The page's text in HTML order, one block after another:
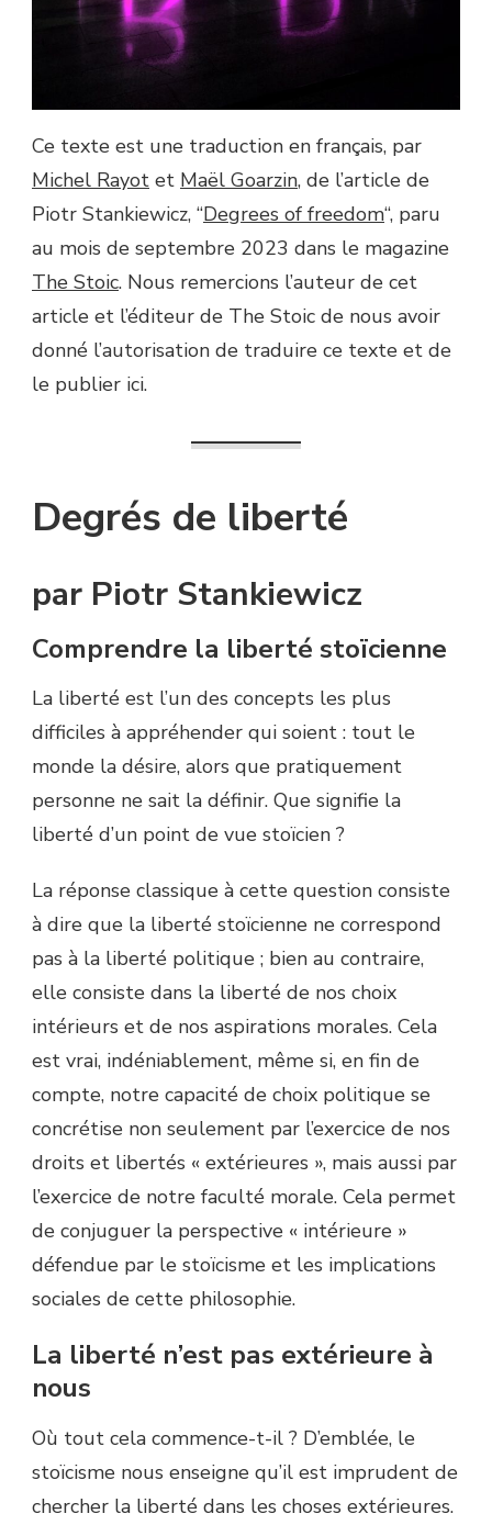
Ce texte est une traduction en français, par
Michel Rayot et Maël Goarzin, de l’article de
Piotr Stankiewicz, “Degrees of freedom“, paru
au mois de septembre 2023 dans le magazine
The Stoic. Nous remercions l’auteur de cet
article et l’éditeur de The Stoic de nous avoir
donné l’autorisation de traduire ce texte et de
le publier ici.
Degrés de liberté
par Piotr Stankiewicz
Comprendre la liberté stoïcienne
La liberté est l’un des concepts les plus
difficiles à appréhender qui soient : tout le
monde la désire, alors que pratiquement
personne ne sait la définir. Que signifie la
liberté d’un point de vue stoïcien ?
La réponse classique à cette question consiste
à dire que la liberté stoïcienne ne correspond
pas à la liberté politique ; bien au contraire,
elle consiste dans la liberté de nos choix
intérieurs et de nos aspirations morales. Cela
est vrai, indéniablement, même si, en fin de
compte, notre capacité de choix politique se
concrétise non seulement par l’exercice de nos
droits et libertés « extérieures », mais aussi par
l’exercice de notre faculté morale. Cela permet
de conjuguer la perspective « intérieure »
défendue par le stoïcisme et les implications
sociales de cette philosophie.
La liberté n’est pas extérieure à
nous
Où tout cela commence-t-il ? D’emblée, le
stoïcisme nous enseigne qu’il est imprudent de
chercher la liberté dans les choses extérieures.